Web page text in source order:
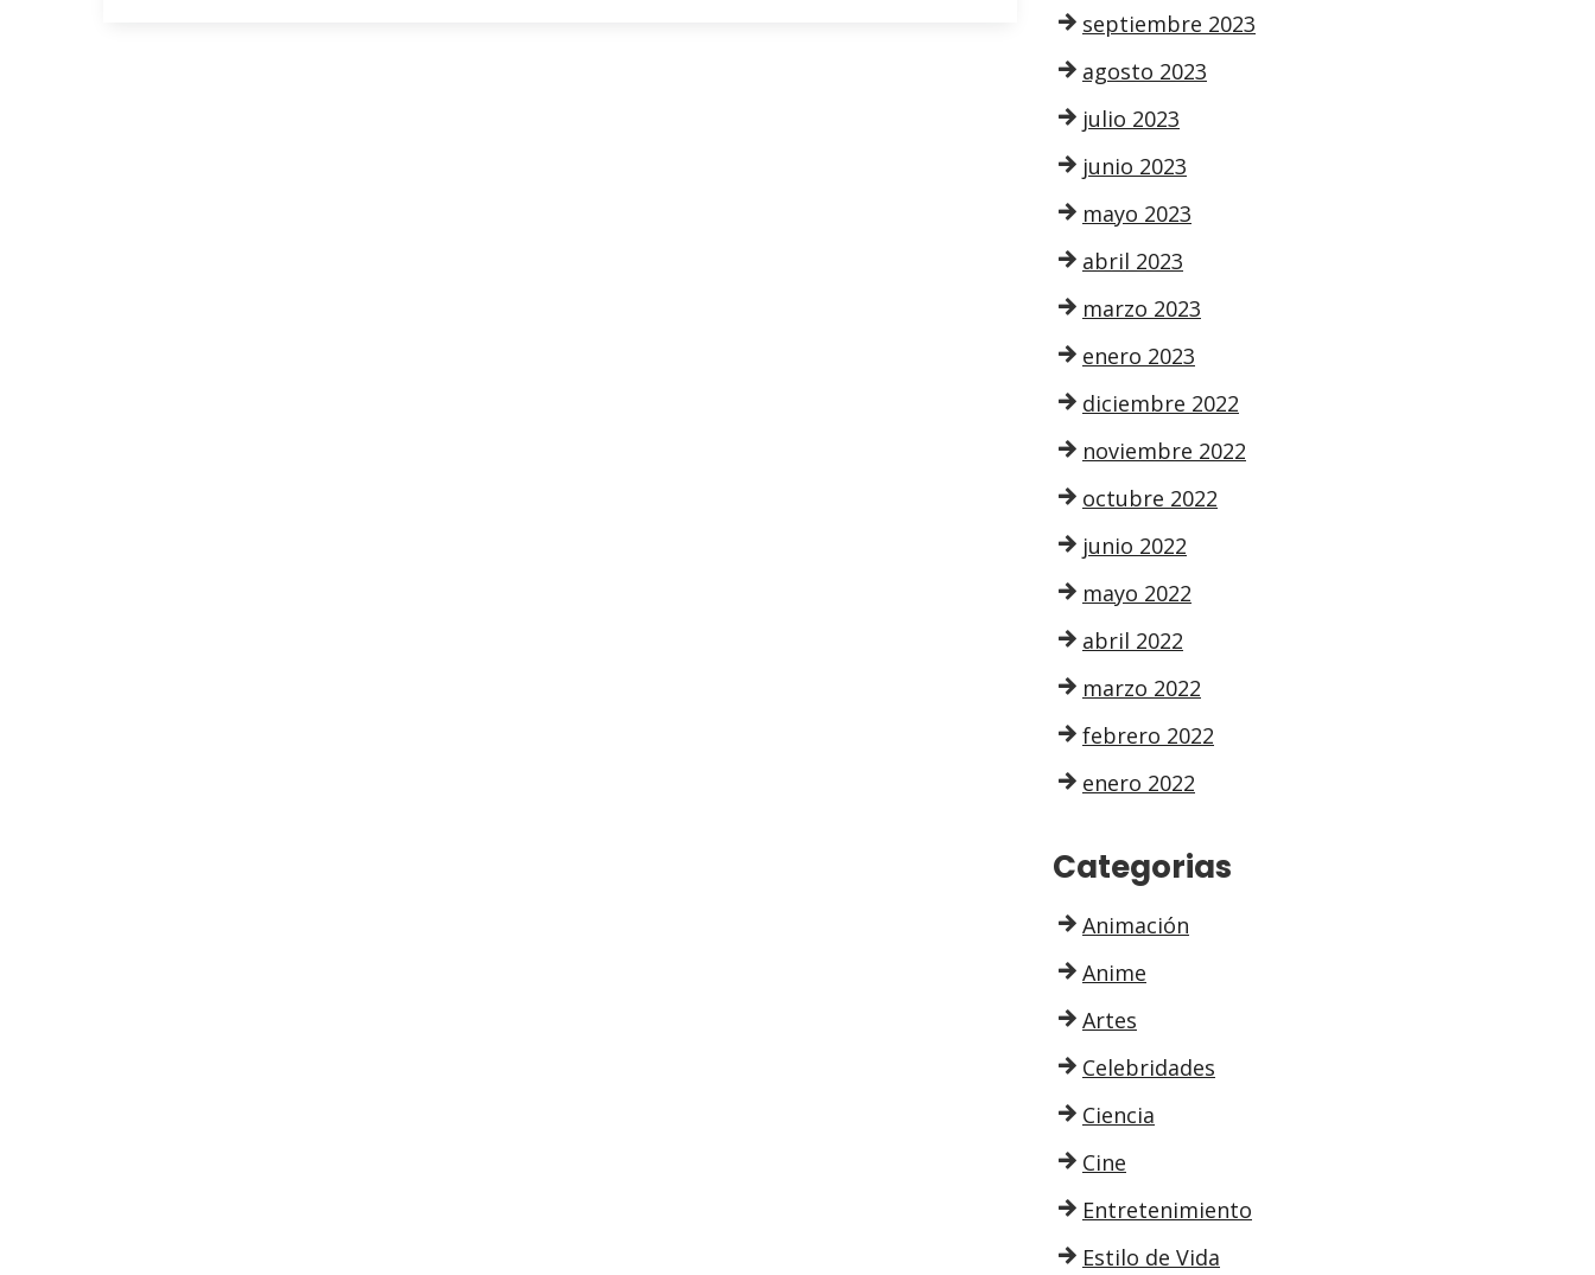
septiembre 2023
agosto 2023
julio 2023
junio 2023
mayo 2023
abril 2023
marzo 2023
enero 2023
diciembre 2022
noviembre 2022
octubre 2022
junio 2022
mayo 2022
abril 2022
marzo 2022
febrero 2022
enero 2022
Categorias
Animación
Anime
Artes
Celebridades
Ciencia
Cine
Entretenimiento
Estilo de Vida